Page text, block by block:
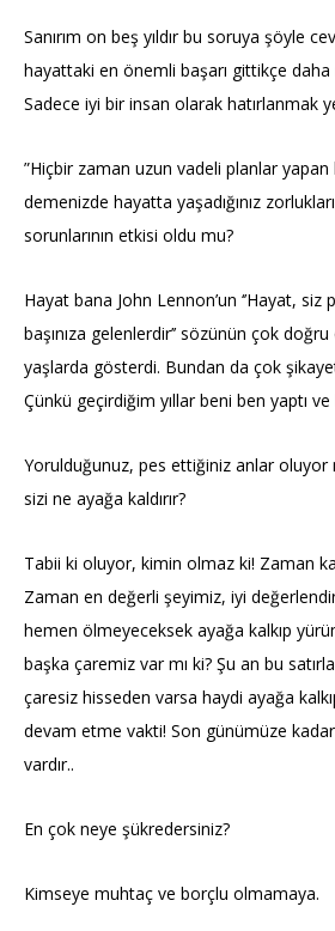
Sanırım on beş yıldır bu soruya şöyle
hayattaki en önemli başarı gittikçe daha
Sadece iyi bir insan olarak hatırlanmak
”Hiçbir zaman uzun vadeli planlar yapan
demenizde hayatta yaşadığınız
sorunlarının etkisi oldu mu?
Hayat bana John Lennon’un ‘’Hayat, siz
başınıza gelenlerdir’’ sözünün çok
yaşlarda gösterdi. Bundan da çok
Çünkü geçirdiğim yıllar beni ben yaptı
Yorulduğunuz, pes ettiğiniz anlar oluyor
sizi ne ayağa kaldırır?
Tabii ki oluyor, kimin olmaz ki! Zaman
Zaman en değerli şeyimiz, iyi
hemen ölmeyeceksek ayağa kalkıp
başka çaremiz var mı ki? Şu an bu
çaresiz hisseden varsa haydi ayağa
devam etme vakti! Son günümüze
vardır..
En çok neye şükredersiniz?
Kimseye muhtaç ve borçlu olmamaya.